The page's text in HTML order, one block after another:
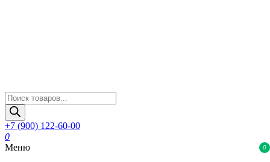
Поиск
товаров
+7 (900) 122-60-00
0
0
Меню